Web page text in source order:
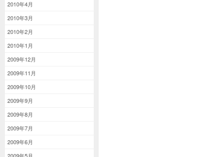
2010年4月
2010年3月
2010年2月
2010年1月
2009年12月
2009年11月
2009年10月
2009年9月
2009年8月
2009年7月
2009年6月